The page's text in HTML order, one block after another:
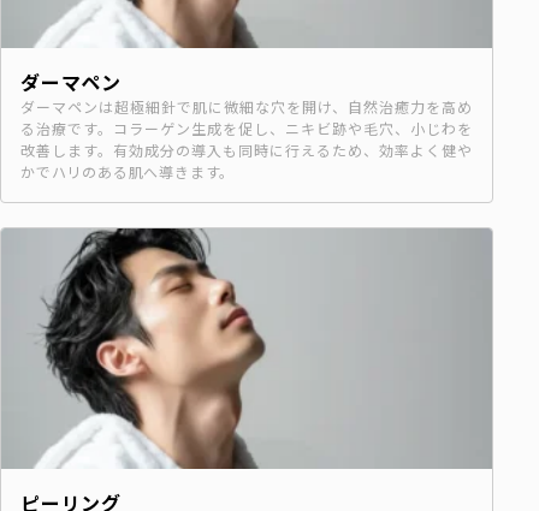
ダーマペン
ダーマペンは超極細針で肌に微細な穴を開け、自然治癒力を高め
る治療です。コラーゲン生成を促し、ニキビ跡や毛穴、小じわを
改善します。有効成分の導入も同時に行えるため、効率よく健や
かでハリのある肌へ導きます。
ピーリング